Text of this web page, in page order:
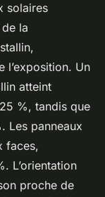
solaires
la
l’exposition. Un
atteint
%, tandis que
Les panneaux
faces,
L’orientation
proche de